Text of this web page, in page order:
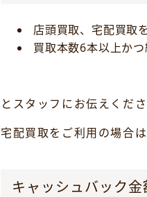
店頭買取、宅配買取
買取本数6本以上か
とスタッフにお伝えくださ
宅配買取をご利用の場合
キャッシュバック金